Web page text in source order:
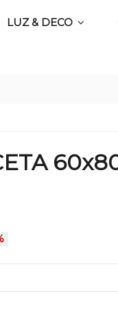
LUZ & DECO